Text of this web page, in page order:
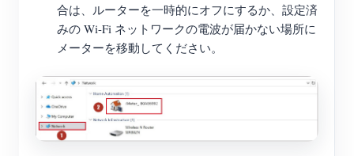
合は、ルーターを一時的にオフにするか、設定済
みの Wi-Fi ネットワークの電波が届かない場所に
メーターを移動してください。